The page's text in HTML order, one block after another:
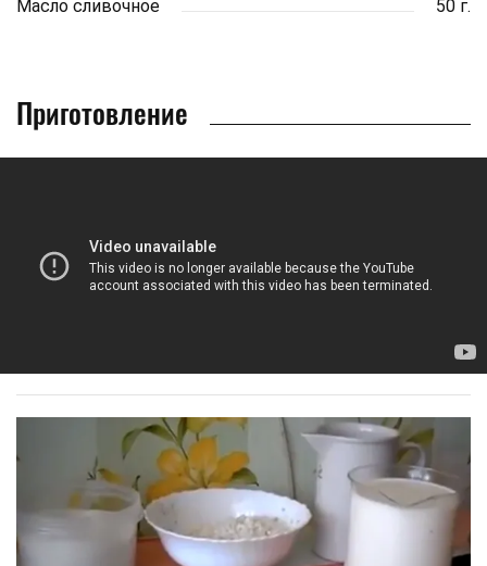
Масло сливочное
50 г.
Приготовление